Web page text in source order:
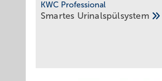
KWC Professional
Smartes Urinalspülsystem